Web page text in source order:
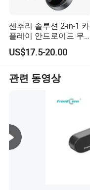
센추리 솔루션 2-in-1 카
플레이 안드로이드 무선
어댑터 미니 카플레이
안드로이드 안정적으로
OEM 유선 카플레이에
자동으로 연결됩니다
US$17.5-20.00
관련 동영상